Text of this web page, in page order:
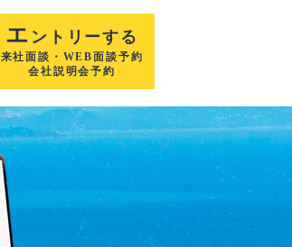
エ ントリーする
来社面談・WEB面談予約
会社説明会予約